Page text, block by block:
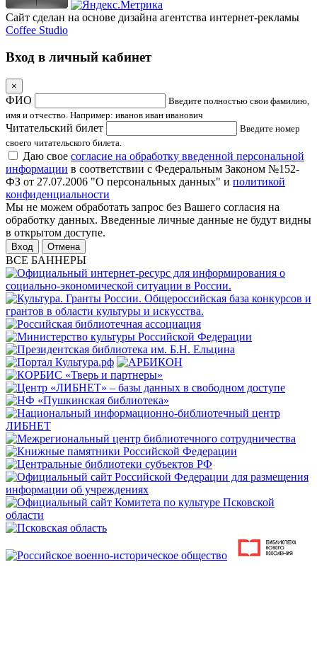
Сайт сделан на основе дизайна агентства интернет-рекламы
Coffee Studio
Вход в личный кабинет
×
ФИО
Введите полностью свои фамилию,
имя и отчество. Например: иванов иван иванович
Читательский билет
Введите номер
своего читательского билета.
Даю свое согласие на обработку введенной персональной
информации в соответствии с Федеральным Законом №152-
ФЗ от 27.07.2006 "О персональных данных" и политикой
конфиденциальности
Мы не можем обработать запрос без Вашего согласия на
обработку данных. Введенные личные данные не будут видны
в открытом доступе.
Отмена
ВСЕ БАННЕРЫ